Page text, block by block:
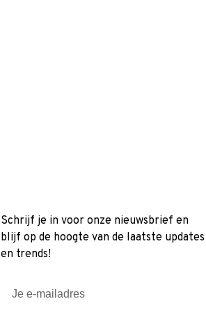
Schrijf je in voor onze nieuwsbrief en
blijf op de hoogte van de laatste updates
en trends!